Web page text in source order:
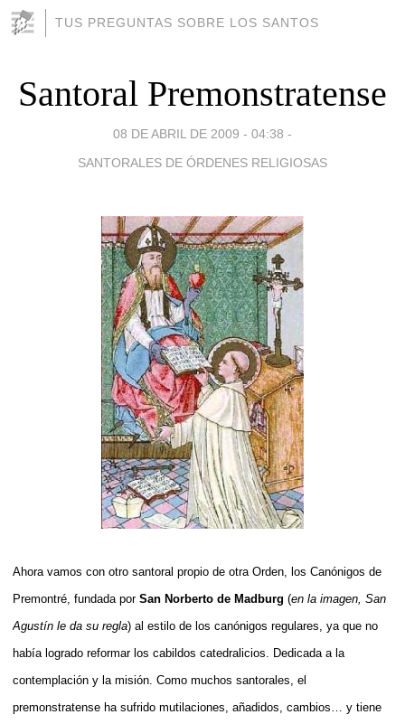
TUS PREGUNTAS SOBRE LOS SANTOS
Santoral Premonstratense
08 DE ABRIL DE 2009 - 04:38 -
SANTORALES DE ÓRDENES RELIGIOSAS
Ahora vamos con otro santoral propio de otra Orden, los Canónigos de
Premontré, fundada por San Norberto de Madburg (en la imagen, San
Agustín le da su regla) al estilo de los canónigos regulares, ya que no
había logrado reformar los cabildos catedralicios. Dedicada a la
contemplación y la misión. Como muchos santorales, el
premonstratense ha sufrido mutilaciones, añadidos, cambios… y tiene